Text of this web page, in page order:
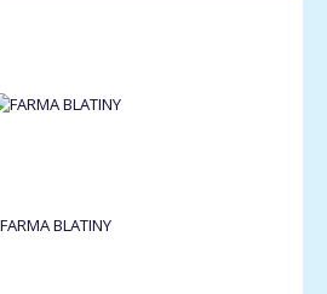
FARMA BLATINY